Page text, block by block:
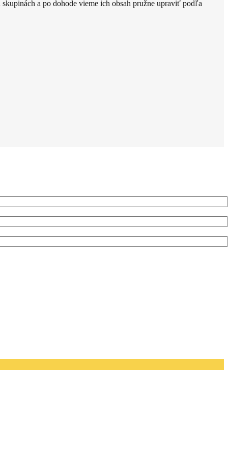
a po dohode vieme ich obsah pružne upraviť podľa